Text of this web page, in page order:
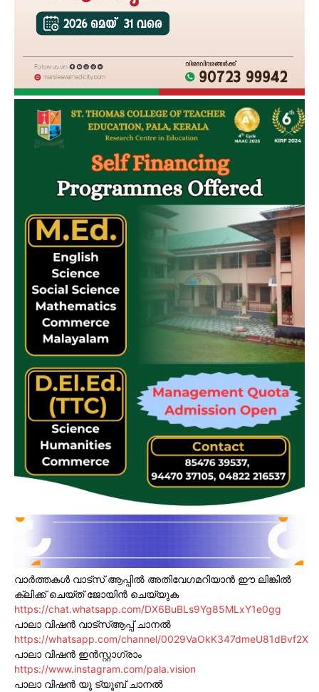
വാർത്തകൾ വാട്സ് ആപ്പിൽ അതിവേഗമറിയാൻ ഈ ലിങ്കിൽ
ക്ലിക്ക് ചെയ്ത് ജോയിൻ ചെയ്യുക
https://chat.whatsapp.com/DX6BuBLs9Yg85MLxY1e0gg
പാലാ വിഷൻ വാട്സ്ആപ്പ് ചാനൽ
https://whatsapp.com/channel/0029VaOkK347dmeU81dBvf2X
പാലാ വിഷൻ ഇൻസ്റ്റാഗ്രാം
https://www.instagram.com/pala.vision
പാലാ വിഷൻ യൂ ട്യൂബ് ചാനൽ